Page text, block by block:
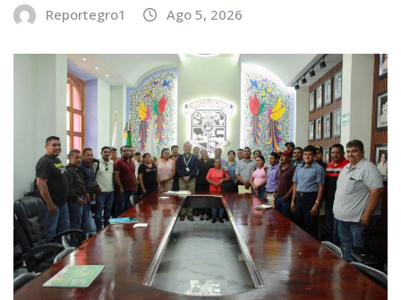
Reportegro1 Ago 5, 2026